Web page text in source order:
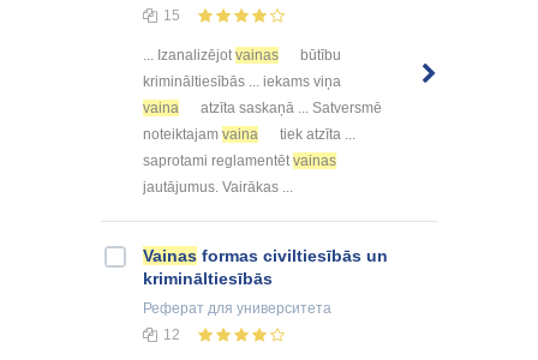
15
... Izanalizējotvainas
būtību
krimināltiesībās ... iekams viņa
vaina
atzīta saskaņā ... Satversmē
noteiktajam vaina
tiek atzīta ...
saprotami reglamentētvainas
jautājumus. Vairākas ...
Vainas formas civiltiesībās un
krimināltiesībās
Реферат для университета
12